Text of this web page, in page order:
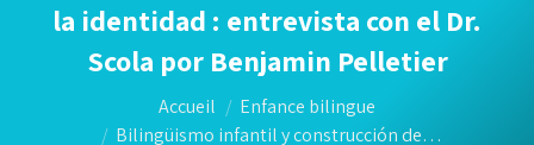
la identidad : entrevista con el Dr.
Scola por Benjamin Pelletier
Accueil
Enfance bilingue
Bilingüismo infantil y construcción de…